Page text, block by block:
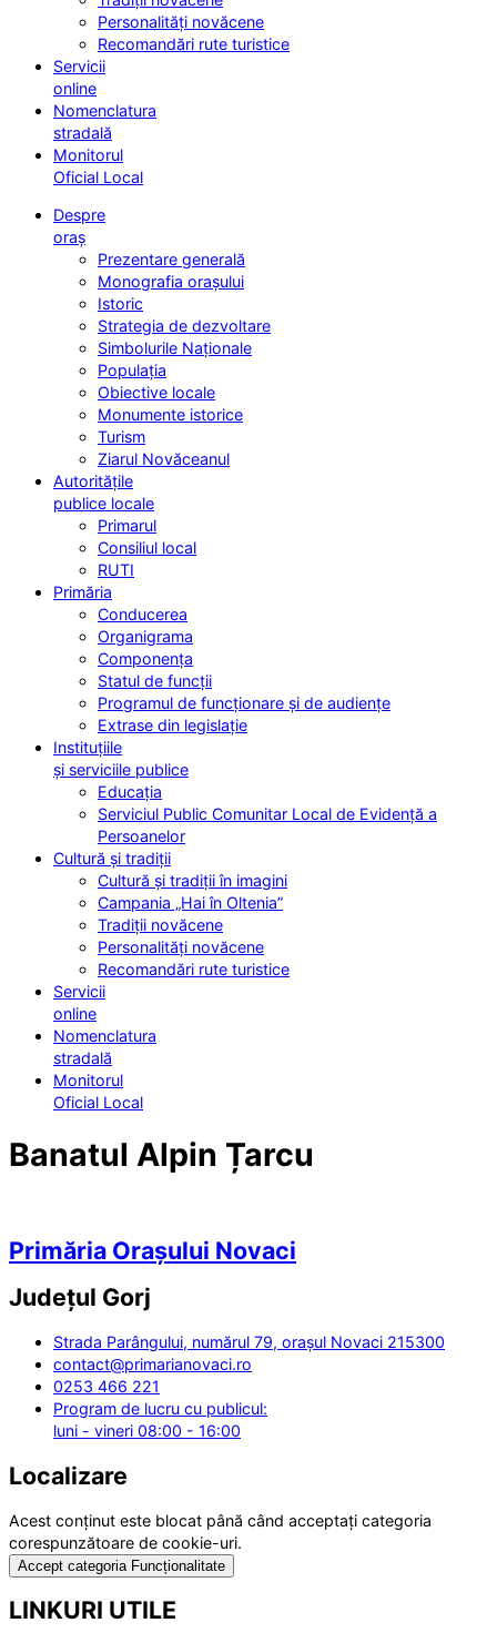
Personalități novăcene
Recomandări rute turistice
Servicii
online
Nomenclatura
stradală
Monitorul
Oficial Local
Despre
oraș
Prezentare generală
Monografia orașului
Istoric
Strategia de dezvoltare
Simbolurile Naționale
Populația
Obiective locale
Monumente istorice
Turism
Ziarul Novăceanul
Autoritățile
publice locale
Primarul
Consiliul local
RUTI
Primăria
Conducerea
Organigrama
Componența
Statul de funcții
Programul de funcționare și de audiențe
Extrase din legislație
Instituțiile
și serviciile publice
Educația
Serviciul Public Comunitar Local de Evidență a
Persoanelor
Cultură și tradiții
Cultură și tradiții în imagini
Campania „Hai în Oltenia”
Tradiții novăcene
Personalități novăcene
Recomandări rute turistice
Servicii
online
Nomenclatura
stradală
Monitorul
Oficial Local
Banatul Alpin Țarcu
Primăria Orașului Novaci
Județul Gorj
Strada Parângului, numărul 79, orașul Novaci 215300
contact@primarianovaci.ro
0253 466 221
Program de lucru cu publicul:
luni - vineri 08:00 - 16:00
Localizare
Acest conținut este blocat până când acceptați categoria
corespunzătoare de cookie-uri.
Accept categoria Funcționalitate
LINKURI UTILE